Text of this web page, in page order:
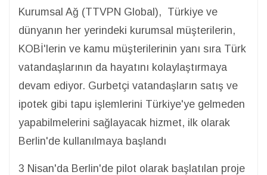
Kurumsal Ağ (TTVPN Global), Türkiye ve
dünyanın her yerindeki kurumsal müşterilerin,
KOBİ'lerin ve kamu müşterilerinin yanı sıra Türk
vatandaşlarının da hayatını kolaylaştırmaya
devam ediyor. Gurbetçi vatandaşların satış ve
ipotek gibi tapu işlemlerini Türkiye'ye gelmeden
yapabilmelerini sağlayacak hizmet, ilk olarak
Berlin'de kullanılmaya başlandı
3 Nisan'da Berlin'de pilot olarak başlatılan proje